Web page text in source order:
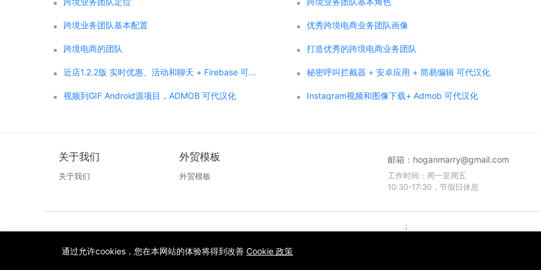
跨境业务团队基本配置 优秀跨境电商业务团队画像
跨境电商的团队 打造优秀的跨境电商业务团队
近店1.2.2版 实时优惠、活动和聊天 + Firebase 可代汉化 秘密呼叫拦截器 + 安卓应用 + 简易编辑 可代汉化
视频到GIF Android源项目，ADMOB 可代汉化 Instagram视频和图像下载+ Admob 可代汉化
关于我们
关于我们
外贸模板
外贸模板
邮箱： hoganmarry@gmail.com
工作时间：周一至周五
10:30-17:30，节假日休息
;
通过允许cookies，您在本网站的体验将得到改善 Cookie 政策